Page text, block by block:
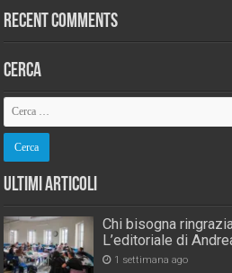
Recent Comments
Cerca
Ultimi Articoli
Chi bisogna
L’editoriale di
1 settimana ago